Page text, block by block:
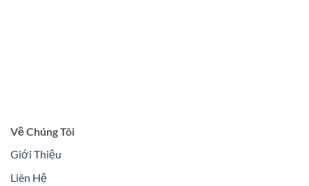
Về Chúng Tôi
Giới Thiệu
Liên Hệ